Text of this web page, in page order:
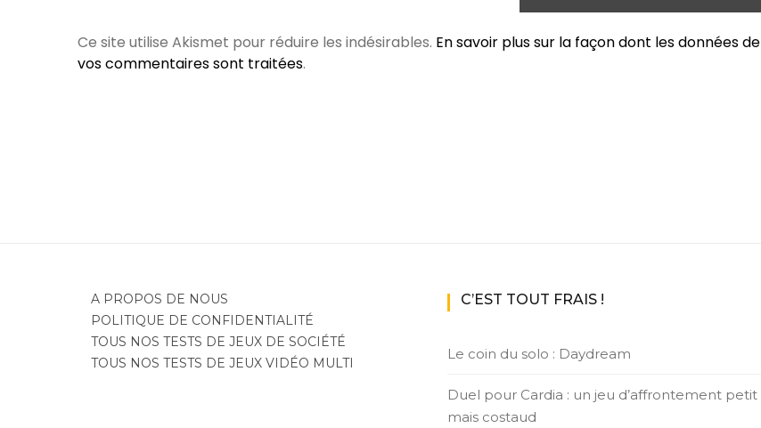
Ce site utilise Akismet pour réduire les indésirables. En savoir plus sur la façon dont les données de
vos commentaires sont traitées.
A PROPOS DE NOUS
POLITIQUE DE CONFIDENTIALITÉ
TOUS NOS TESTS DE JEUX DE SOCIÉTÉ
TOUS NOS TESTS DE JEUX VIDÉO MULTI
C’EST TOUT FRAIS !
Le coin du solo : Daydream
Duel pour Cardia : un jeu d’affrontement petit
mais costaud